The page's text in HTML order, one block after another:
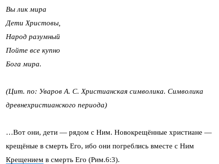
Вы лик мира
Дети Христовы,
Народ разумный
Пойте все купно
Бога мира.
(Цит. по: Уваров А. С. Христианская символика. Символика
древнехристианского периода)
…Вот они, дети — рядом с Ним. Новокрещённые христиане —
крещёные в смерть Его, ибо они погреблись вместе с Ним
Крещением в смерть Его (Рим.6:3).